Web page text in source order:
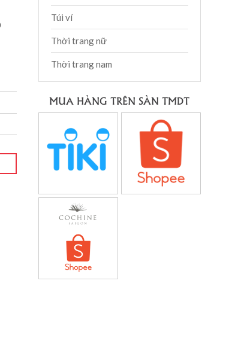
Túi ví
Thời trang nữ
Thời trang nam
MUA HÀNG TRÊN SÀN TMDT